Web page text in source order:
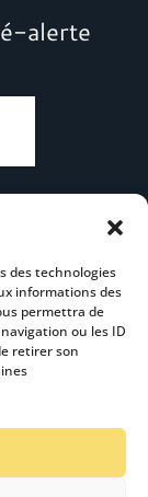
des technologies
informations des
permettra de
ou les ID
retirer son
alerte